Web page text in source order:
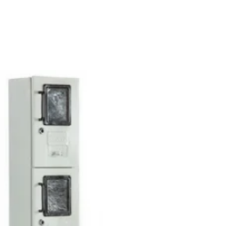
calibre 20 BWG
color gris
Tipo de cierre: Chapa
y perno